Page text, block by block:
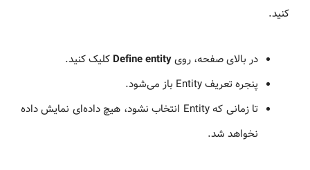
کنید.
در بالای صفحه، رویDefine entity کلیک کنید.
پنجره تعریف Entity باز می‌شود.
تا زمانی که Entity انتخاب نشود، هیچ داده‌ای نمایش داده
نخواهد شد.